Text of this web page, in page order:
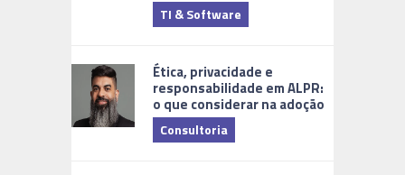
TI & Software
Ética, privacidade e
responsabilidade em ALPR:
o que considerar na adoção
Consultoria